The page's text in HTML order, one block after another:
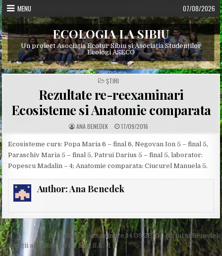
Skip
to
content
MENU 07/08/2026
ECOLOGIA LA SIBIU
Un proiect Asociația Ecotur Sibiu și Asociația Studenților
Ecologi ASECO
POSTED
IN
ŞTIRI
Rezultate re-reexaminari
Ecosisteme si Anatomie comparata
A
U
H
O
R
ANA BENEDEK P
U
L
S
E
D
A
T
17/09/2016
Ecosisteme curs: Popa Maria 6 – final 6, Negovan Ion 5 – final 5,
Paraschiv Maria 5 – final 5, Patrui Darius 5 – final 5, laborator:
Popescu Madalin – 4; Anatomie comparata: Ciucurel Manuela 5.
Author:Ana Benedek
Post
navigation
← Rezultate re-examinare 14.09.2016 – Sirbu si Benedek
Aplicații ale Modelării – E.M.S.E. II →